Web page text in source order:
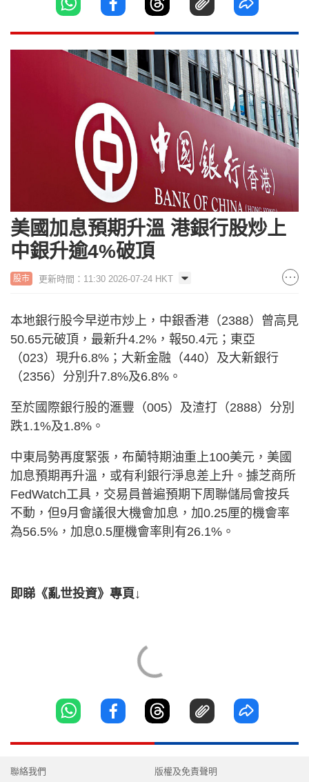
美國加息預期升溫 港銀行股炒上
中銀升逾4%破頂
股市 更新時間：11:30 2026-07-24 HKT
本地銀行股今早逆市炒上，中銀香港（2388）曾高見
50.65元破頂，最新升4.2%，報50.4元；東亞
（023）現升6.8%；大新金融（440）及大新銀行
（2356）分別升7.8%及6.8%。
至於國際銀行股的滙豐（005）及渣打（2888）分別
跌1.1%及1.8%。
中東局勢再度緊張，布蘭特期油重上100美元，美國
加息預期再升溫，或有利銀行淨息差上升。據芝商所
FedWatch工具，交易員普遍預期下周聯儲局會按兵
不動，但9月會議很大機會加息，加0.25厘的機會率
為56.5%，加息0.5厘機會率則有26.1%。
即睇《亂世投資》專頁↓
聯絡我們 版權及免責聲明